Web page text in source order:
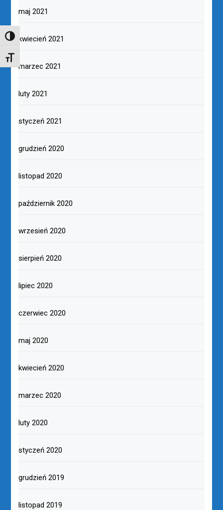
TOGGLE HIGH CONTRAST
TOGGLE FONT SIZE
maj 2021
kwiecień 2021
marzec 2021
luty 2021
styczeń 2021
grudzień 2020
listopad 2020
październik 2020
wrzesień 2020
sierpień 2020
lipiec 2020
czerwiec 2020
maj 2020
kwiecień 2020
marzec 2020
luty 2020
styczeń 2020
grudzień 2019
listopad 2019